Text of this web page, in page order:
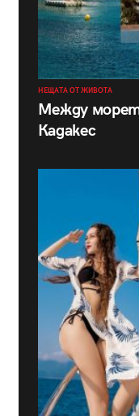
НЕЩАТА ОТ ЖИВОТА
Между
Кадакес